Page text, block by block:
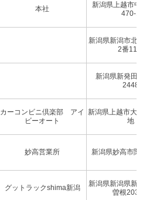
本社
新潟県上越市
470-1
新潟県新潟市北
2番11
新潟県新発田
2448
カーコンビニ倶楽部 アイ
ビーオート
新潟県上越市大
地
妙高営業所 新潟県妙高市
グットラックshima新潟
新潟県新潟県新
曽根